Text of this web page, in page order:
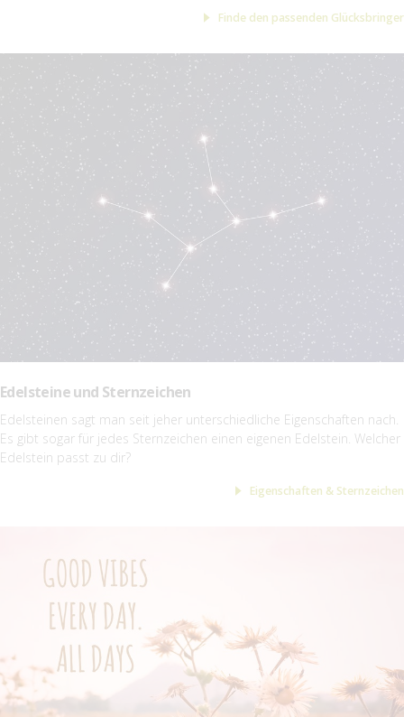
Finde den passenden Glücksbringer
Edelsteine und Sternzeichen
Edelsteinen sagt man seit jeher unterschiedliche Eigenschaften nach.
Es gibt sogar für jedes Sternzeichen einen eigenen Edelstein. Welcher
Edelstein passt zu dir?
Eigenschaften & Sternzeichen